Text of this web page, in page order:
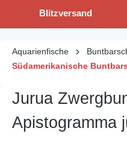
Blitzversand
Aquarienfische
Südamerikanische
Jurua
Apistogramma